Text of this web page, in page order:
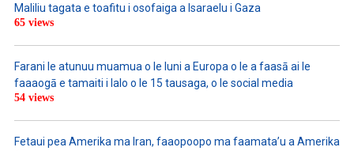
Maliliu tagata e toafitu i osofaiga a Isaraelu i Gaza
65 views
Farani le atunuu muamua o le Iuni a Europa o le a faasā ai le
faaaogā e tamaiti i lalo o le 15 tausaga, o le social media
54 views
Fetaui pea Amerika ma Iran, faaopoopo ma faamata’u a Amerika